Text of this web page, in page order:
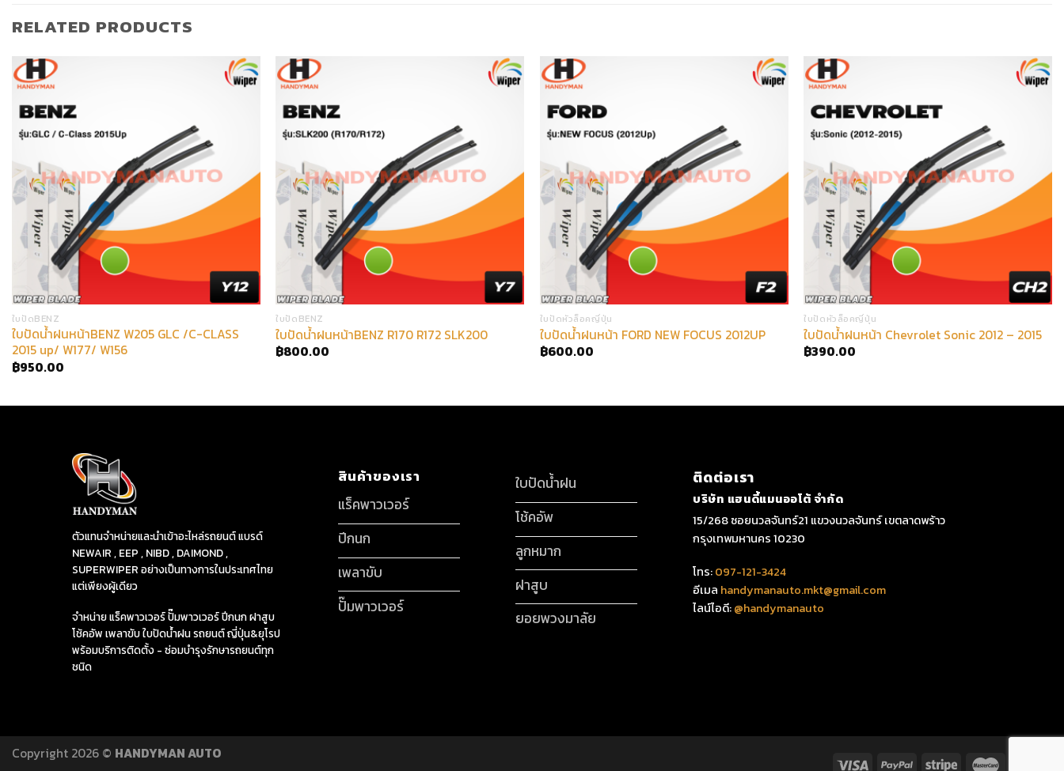
RELATED PRODUCTS
ใบปัดBENZ
ใบปัดน้ำฝนหน้าBENZ W205 GLC /C-CLASS
2015 up/ W177/ W156
฿950.00
ใบปัดBENZ
ใบปัดน้ำฝนหน้าBENZ R170 R172 SLK200
฿800.00
ใบปัดหัวล็อคญี่ปุ่น
ใบปัดน้ำฝนหน้า FORD NEW FOCUS 2012UP
฿600.00
ใบปัดหัวล็อคญี่ปุ่น
ใบปัดน้ำฝนหน้า Chevrolet Sonic 2012 – 2015
฿390.00
ตัวแทนจำหน่ายและนำเข้าอะไหล่รถยนต์ แบรด์
NEWAIR , EEP , NIBD , DAIMOND ,
SUPERWIPER อย่างเป็นทางการในประเทศไทย
แต่เพียงผู้เดียว
จำหน่าย แร็คพาวเวอร์ ปั๊มพาวเวอร์ ปีกนก ฝาสูบ
โช้คอัพ เพลาขับ ใบปัดน้ำฝน รถยนต์ ญี่ปุ่น&ยุโรป
พร้อมบริการติดตั้ง - ซ่อมบำรุงรักษารถยนต์ทุก
ชนิด
สินค้าของเรา
แร็คพาวเวอร์
ปีกนก
เพลาขับ
ปั๊มพาวเวอร์
ใบปัดน้ำฝน
โช้คอัพ
ลูกหมาก
ฝาสูบ
ยอยพวงมาลัย
ติดต่อเรา
บริษัท แฮนดี้แมนออโต้ จำกัด
15/268 ซอยนวลจันทร์21 แขวงนวลจันทร์ เขตลาดพร้าว
กรุงเทพมหานคร 10230
โทร:097-121-3424
อีเมล handymanauto.mkt@gmail.com
ไลน์ไอดี:@handymanauto
Copyright 2026 © HANDYMAN AUTO